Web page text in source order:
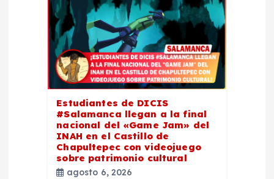
Estudiantes de DICIS
#Salamanca llegan a la final
nacional del «Game Jam» del
INAH en el Castillo de
Chapultepec con videojuego
sobre patrimonio cultural
agosto 6, 2026